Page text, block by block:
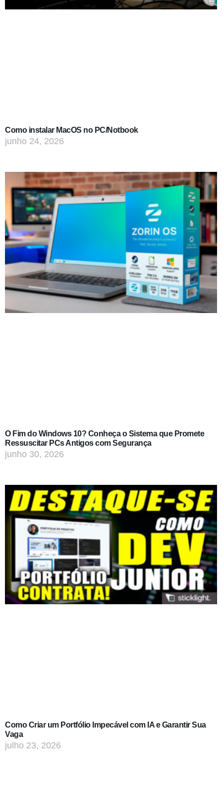
Como instalar MacOS no PC/Notbook
junho 24, 2026
O Fim do Windows 10? Conheça o Sistema que Promete
Ressuscitar PCs Antigos com Segurança
junho 30, 2026
Como Criar um Portfólio Impecável com IA e Garantir Sua
Vaga
julho 23, 2026